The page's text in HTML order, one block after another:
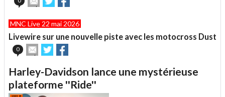
cet
à
un
ami
sur sur
MNC Live 22 mai 2026
Livewire sur une nouvelle piste avec les motocross Dust
0
Envoyer
cet
un
ami
Partager
sur sur
Harley-Davidson lance une mystérieuse
plateforme ''Ride''